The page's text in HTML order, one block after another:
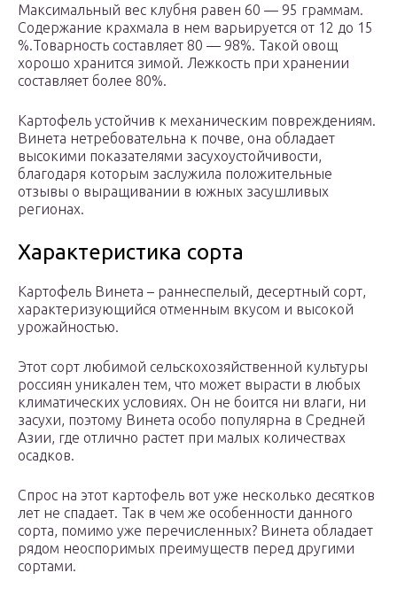
Максимальный вес клубня равен 60 — 95 граммам.
Содержание крахмала в нем варьируется от 12 до 15
%.Товарность составляет 80 — 98%. Такой овощ
хорошо хранится зимой. Лежкость при хранении
составляет более 80%.
Картофель устойчив к механическим повреждениям.
Винета нетребовательна к почве, она обладает
высокими показателями засухоустойчивости,
благодаря которым заслужила положительные
отзывы о выращивании в южных засушливых
регионах.
Характеристика сорта
Картофель Винета – раннеспелый, десертный сорт,
характеризующийся отменным вкусом и высокой
урожайностью.
Этот сорт любимой сельскохозяйственной культуры
россиян уникален тем, что может вырасти в любых
климатических условиях. Он не боится ни влаги, ни
засухи, поэтому Винета особо популярна в Средней
Азии, где отлично растет при малых количествах
осадков.
Спрос на этот картофель вот уже несколько десятков
лет не спадает. Так в чем же особенности данного
сорта, помимо уже перечисленных? Винета обладает
рядом неоспоримых преимуществ перед другими
сортами.